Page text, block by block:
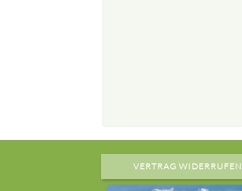
VERTRAG WIDERRUFEN